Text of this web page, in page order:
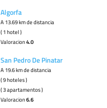
Algorfa
A 13.69 km de distancia
( 1 hotel )
Valoracion4.0
San Pedro De Pinatar
A 19.6 km de distancia
( 9 hoteles )
( 3 apartamentos )
Valoracion6.6